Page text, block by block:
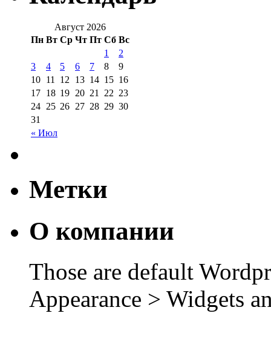
Август 2026
Пн Вт Ср Чт Пт Сб Вс
« Июл
1
2
3
4 5 6 7 8
9
10 11 12 13 14 15 16
17 18 19 20 21 22 23
24 25 26 27 28 29 30
31
Метки
О компании
Those are default
Appearance > Widgets